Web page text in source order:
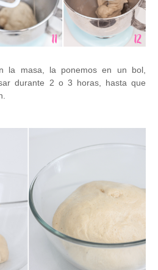
la masa, la ponemos en un bol,
durante 2 o 3 horas, hasta que